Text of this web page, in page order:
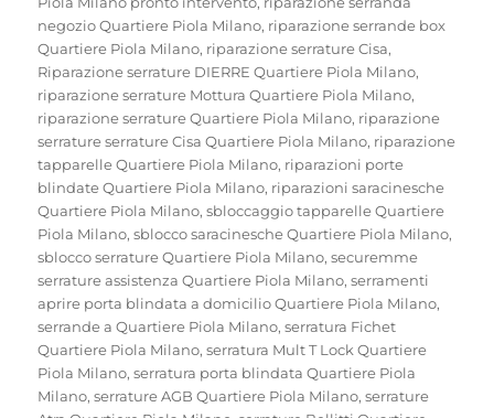
negozio Quartiere Piola Milano, riparazione serrande box
Quartiere Piola Milano, riparazione serrature Cisa,
Riparazione serrature DIERRE Quartiere Piola Milano,
riparazione serrature Mottura Quartiere Piola Milano,
riparazione serrature Quartiere Piola Milano, riparazione
serrature serrature Cisa Quartiere Piola Milano, riparazione
tapparelle Quartiere Piola Milano, riparazioni porte
blindate Quartiere Piola Milano, riparazioni saracinesche
Quartiere Piola Milano,sbloccaggio tapparelle Quartiere
Piola Milano,sblocco saracinesche Quartiere Piola Milano,
sblocco serrature Quartiere Piola Milano,securemme
serrature assistenza Quartiere Piola Milano,serramenti
aprire porta blindata a domicilio Quartiere Piola Milano,
serrande a Quartiere Piola Milano,serratura Fichet
Quartiere Piola Milano,serratura Mult T Lock Quartiere
Piola Milano,serratura porta blindata Quartiere Piola
Milano,serrature AGB Quartiere Piola Milano,serrature